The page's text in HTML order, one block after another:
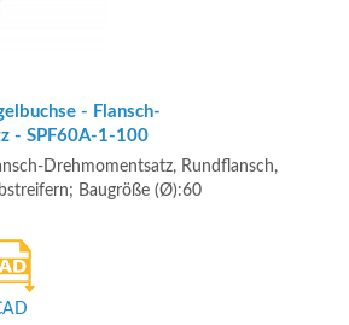
- Flansch-
- SPF60A-1-100
Drehmomentsatz, Rundflansch,
Baugröße (Ø):60